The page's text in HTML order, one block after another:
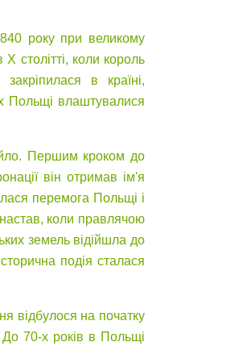
року при великому
столітті, коли король
в країні,
Польщі влаштувалися
Першим кроком до
він отримав ім'я
перемога Польщі і
коли правлячою
земель відійшла до
подія сталася
відбулося на початку
До 70-х років в Польщі